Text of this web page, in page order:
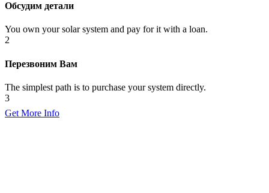
Обсудим детали
You own your solar system and pay for it with a loan.
2
Перезвоним Вам
The simplest path is to purchase your system directly.
3
Get More Info